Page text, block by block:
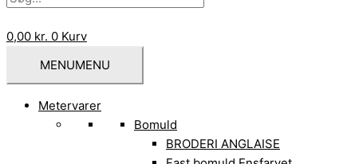
0,00 kr. 0 Kurv
MENUMENU
Metervarer
Bomuld
BRODERI ANGLAISE